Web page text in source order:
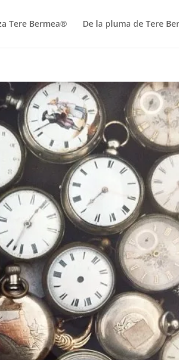
Tere Bermea® De la pluma de Tere